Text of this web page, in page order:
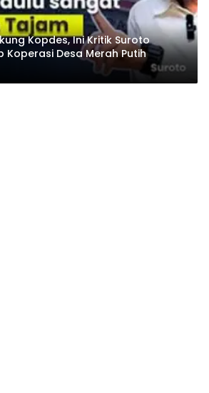
Kopdes, Ini Kritik Suroto
Koperasi Desa Merah Putih